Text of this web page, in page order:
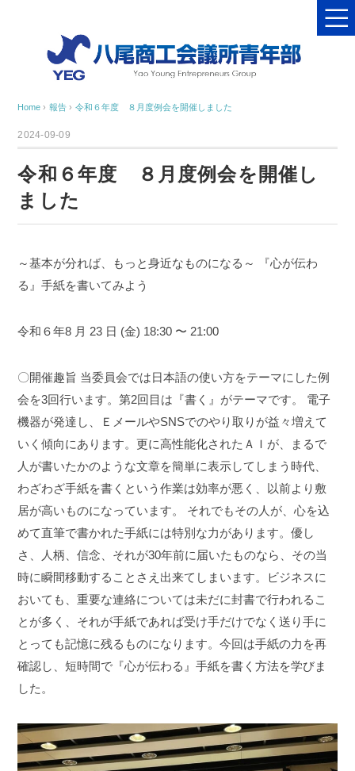
Home › 報告 › 令和６年度 ８月度例会を開催しました
2024-09-09
令和６年度 ８月度例会を開催し
ました
～基本が分れば、もっと身近なものになる～
『心が伝わ
る』手紙を書いてみよう
令和６年8 月 23 日 (金) 18:30 〜 21:00
〇開催趣旨 当委員会では日本語の使い方をテーマにした例
会を3回行います。第2回目は『書く』がテーマです。 電子
機器が発達し、ＥメールやSNSでのやり取りが益々増えて
いく傾向にあります。更に高性能化されたＡＩが、まるで
人が書いたかのような文章を簡単に表示してしまう時代、
わざわざ手紙を書くという作業は効率が悪く、以前より敷
居が高いものになっています。 それでもその人が、心を込
めて直筆で書かれた手紙には特別な力があります。優し
さ、人柄、信念、それが30年前に届いたものなら、その当
時に瞬間移動することさえ出来てしまいます。ビジネスに
おいても、重要な連絡については未だに封書で行われるこ
とが多く、それが手紙であれば受け手だけでなく送り手に
とっても記憶に残るものになります。今回は手紙の力を再
確認し、短時間で『心が伝わる』手紙を書く方法を学びま
した。